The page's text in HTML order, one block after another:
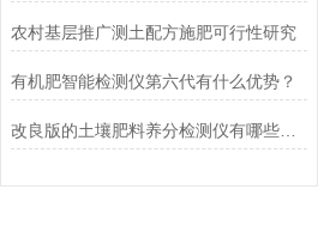
农村基层推广测土配方施肥可行性研究
有机肥智能检测仪第六代有什么优势？
改良版的土壤肥料养分检测仪有哪些优点